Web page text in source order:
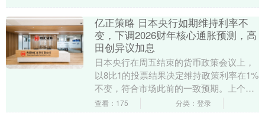
亿正策略 日本央行如期维持利率不
变，下调2026财年核心通胀预测，高
田创异议加息
日本央行在周五结束的货币政策会议上，
以8比1的投票结果决定维持政策利率在1%
不变，符合市场此前的一致预期。上个
月，日本央行刚刚将基准利率上调至1995
查看：175 分类：登录